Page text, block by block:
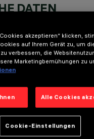
DATEN
designed to use
(to be ordered
zamak die-cast end
UV ray resistance. The
closed by a 3 mm thick
akzeptieren“ klicken,
auf Ihrem Gerät zu, um
verbessern, die
Marketingbemühungen zu
Alle Cookies
Cookie-Einstellungen